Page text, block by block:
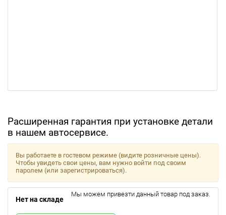
Расширенная гарантия при установке детали
в нашем автосервисе.
Вы работаете в гостевом режиме (видите розничные цены).
Чтобы увидеть свои цены, вам нужно войти под своим
паролем (или зарегистрироваться).
Нет на складе
Мы можем привезти данный товар под заказ.